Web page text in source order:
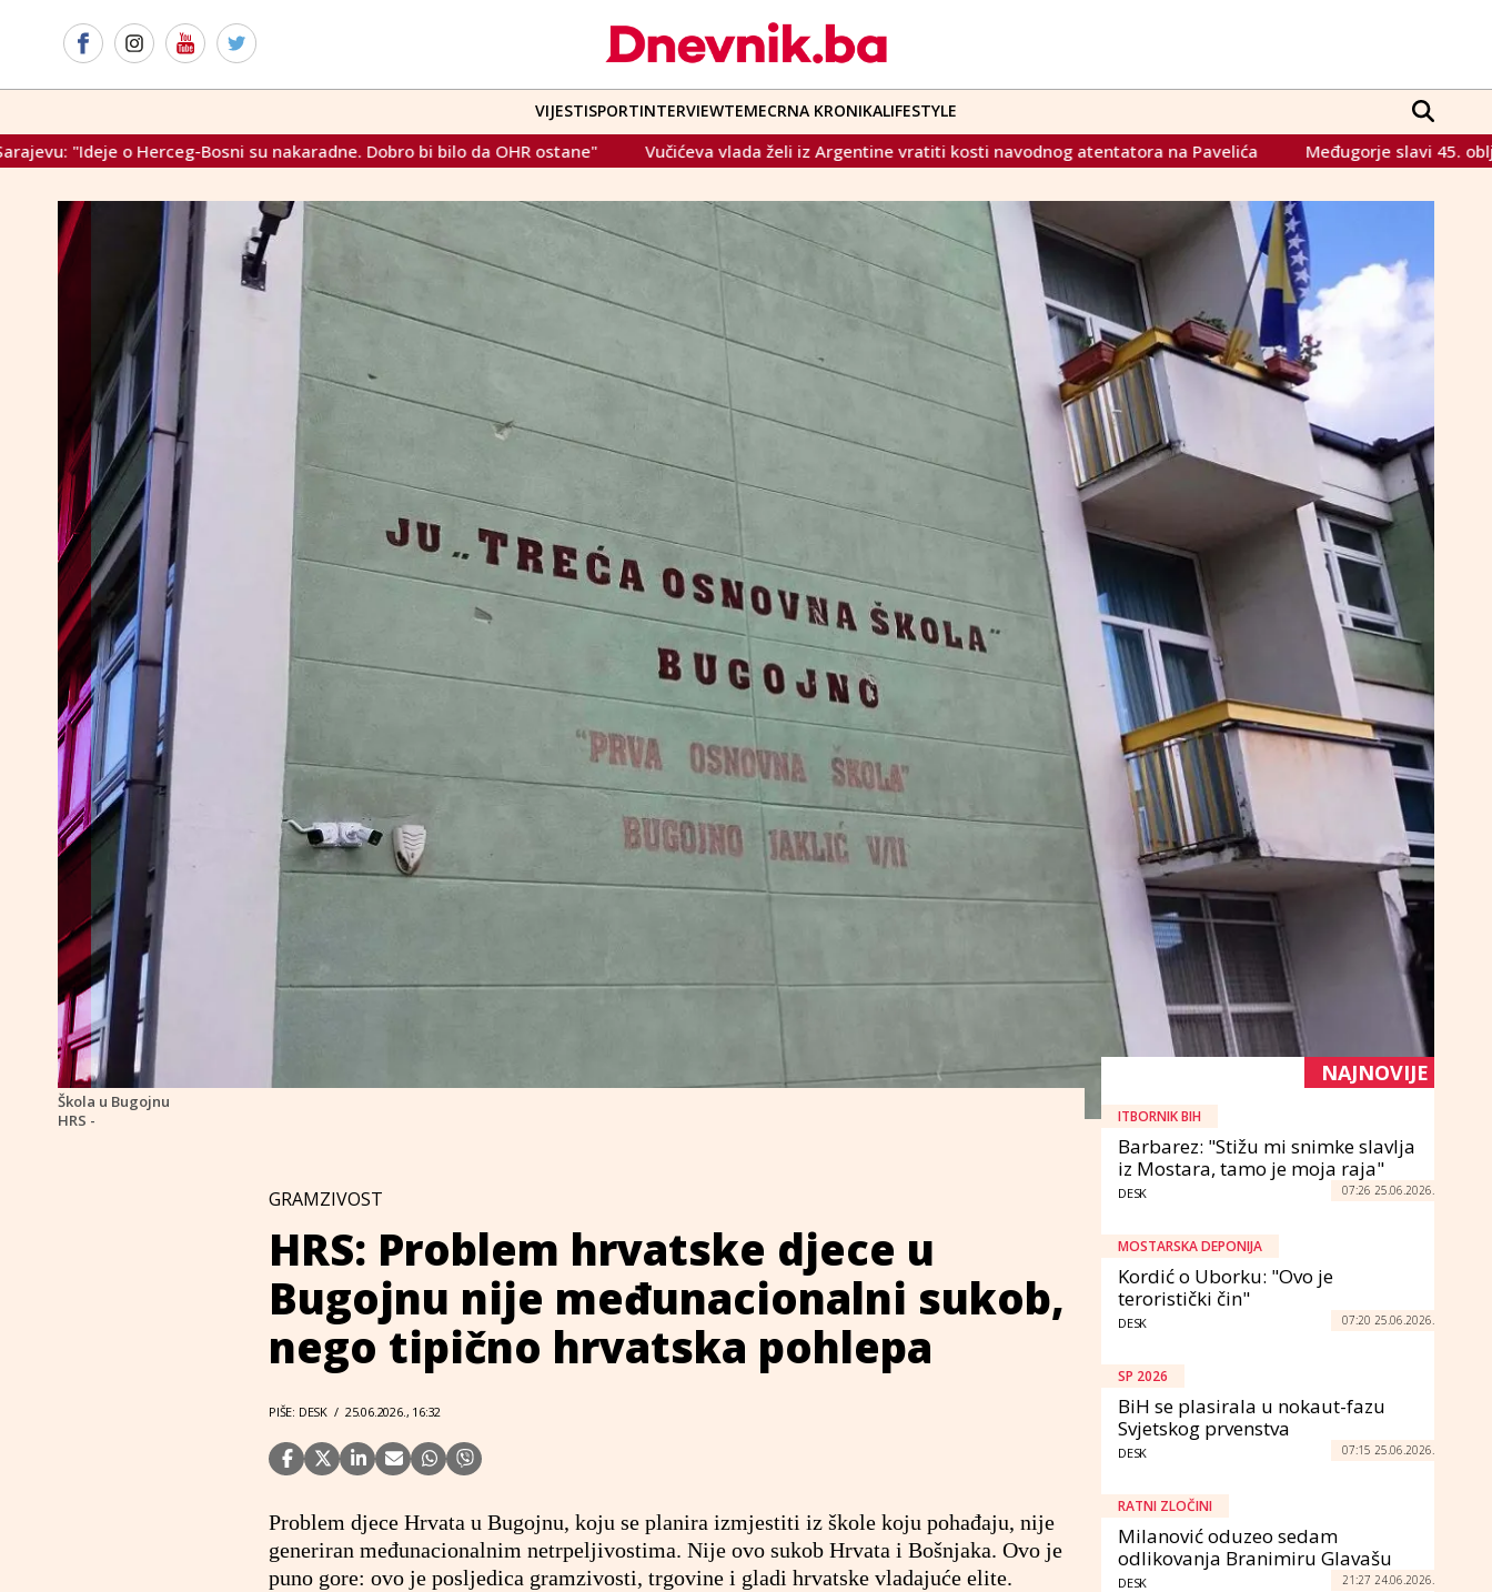
VIJESTISPORTINTERVIEWTEMECRNA KRONIKALIFESTYLE
Dobro bi bilo da OHR ostane" Vučićeva vlada želi iz Argentine vratiti kosti navodnog atentatora na Pavelića Međugorje slavi 45. obljetnicu ukazanja: Tisuće
Škola u Bugojnu
HRS -
GRAMZIVOST
HRS: Problem hrvatske djece u
Bugojnu nije međunacionalni sukob,
nego tipično hrvatska pohlepa
PIŠE: DESK / 25.06.2026., 16:32
Problem djece Hrvata u Bugojnu, koju se planira izmjestiti iz škole koju pohađaju, nije
generiran međunacionalnim netrpeljivostima. Nije ovo sukob Hrvata i Bošnjaka. Ovo je
puno gore: ovo je posljedica gramzivosti, trgovine i gladi hrvatske vladajuće elite.
NAJNOVIJE
ITBORNIK BIH
Barbarez: "Stižu mi snimke slavlja
iz Mostara, tamo je moja raja"
DESK 07:26 25.06.2026.
MOSTARSKA DEPONIJA
Kordić o Uborku: "Ovo je
teroristički čin"
DESK 07:20 25.06.2026.
SP 2026
BiH se plasirala u nokaut-fazu
Svjetskog prvenstva
DESK 07:15 25.06.2026.
RATNI ZLOČINI
Milanović oduzeo sedam
odlikovanja Branimiru Glavašu
DESK 21:27 24.06.2026.